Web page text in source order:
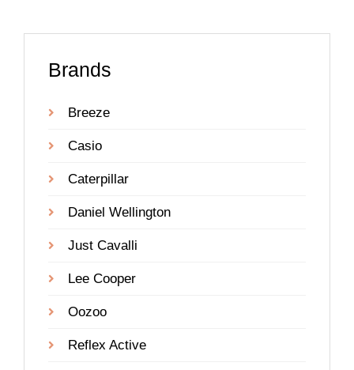
Brands
Breeze
Casio
Caterpillar
Daniel Wellington
Just Cavalli
Lee Cooper
Oozoo
Reflex Active